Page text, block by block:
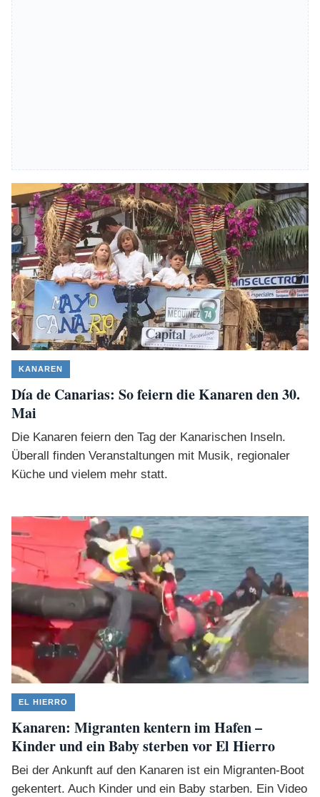
KANAREN
Día de Canarias: So feiern die Kanaren den 30.
Mai
Die Kanaren feiern den Tag der Kanarischen Inseln.
Überall finden Veranstaltungen mit Musik, regionaler
Küche und vielem mehr statt.
EL HIERRO
Kanaren: Migranten kentern im Hafen –
Kinder und ein Baby sterben vor El Hierro
Bei der Ankunft auf den Kanaren ist ein Migranten-Boot
gekentert. Auch Kinder und ein Baby starben. Ein Video